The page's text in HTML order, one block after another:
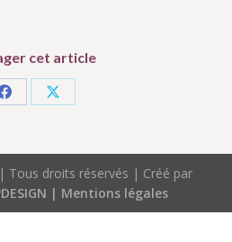
cet article
Partager
Facebook
Partager
X
| Tous droits réservés | Créé par
| Mentions légales